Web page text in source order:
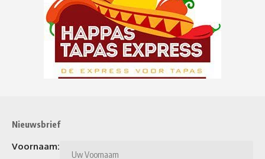
Nieuwsbrief
Voornaam: